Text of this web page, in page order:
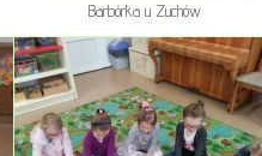
Barbórka u Zuchów